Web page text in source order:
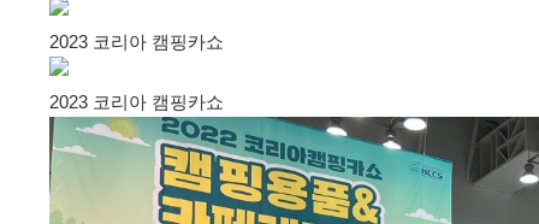
2023 코리아 캠핑카쇼
2023 코리아 캠핑카쇼